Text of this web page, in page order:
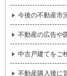
今後の不動産市
不動産の広告や
中古戸建てをご
不動産購入後に